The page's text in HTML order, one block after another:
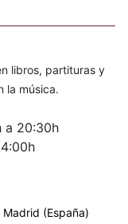
libros, partituras y
la música.
a 20:30h
(España)